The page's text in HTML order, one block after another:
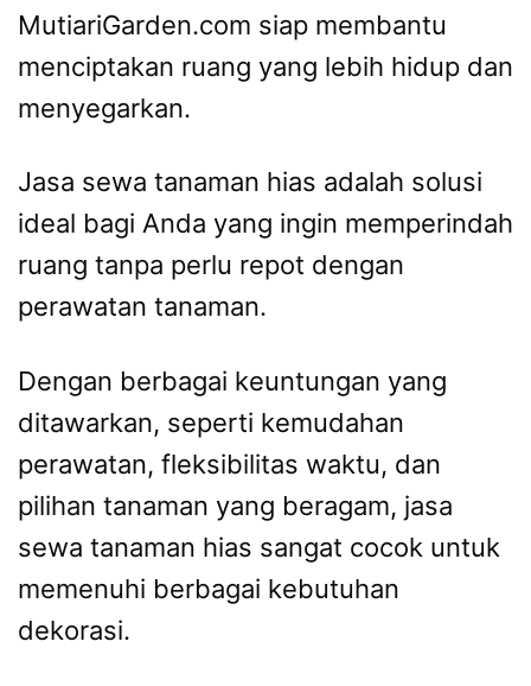
MutiariGarden.com siap membantu
menciptakan ruang yang lebih hidup dan
menyegarkan.
Jasa sewa tanaman hias adalah solusi
ideal bagi Anda yang ingin memperindah
ruang tanpa perlu repot dengan
perawatan tanaman.
Dengan berbagai keuntungan yang
ditawarkan, seperti kemudahan
perawatan, fleksibilitas waktu, dan
pilihan tanaman yang beragam, jasa
sewa tanaman hias sangat cocok untuk
memenuhi berbagai kebutuhan
dekorasi.